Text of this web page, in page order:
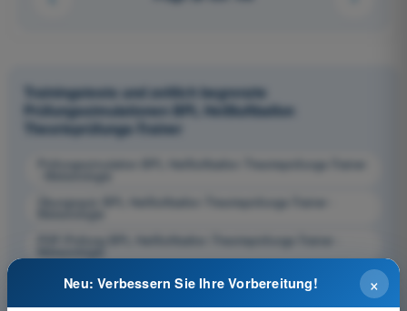
Trainingstests und zeitlich begrenzte
Prüfungssimulationen BPL Heißluftballon
Theorieprüfungs-Trainer
Prüfungssimulation BPL Heißluftballon Theorieprüfungs-Trainer
Übungsquiz BPL Heißluftballon Theorieprüfungs-Trainer -
PDF-Prüfung BPL Heißluftballon Theorieprüfungs-Trainer -
×
Neu: Verbessern Sie Ihre Vorbereitung!